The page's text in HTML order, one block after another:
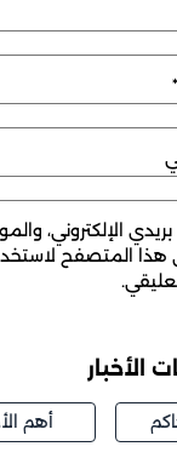
*
الإلكتروني،
هذا المتصفح
الأخبار
أهم